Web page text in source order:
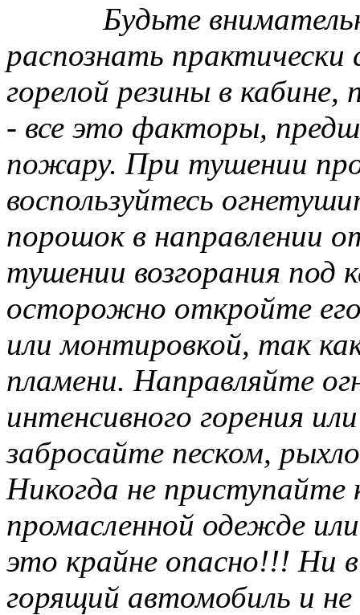
Будьте
распознать практически
горелой резины в
- все это факторы,
пожару. При тушении
воспользуйтесь
порошок в направлении
тушении возгорания под
осторожно откройте
или монтировкой, так
пламени. Направляйте
интенсивного горения
забросайте песком,
Никогда не
промасленной одежде
это крайне опасно!!! Ни в
горящий автомобиль и